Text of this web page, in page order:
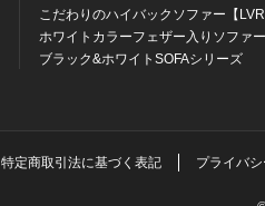
こだわりのハイバックソファー【
ホワイトカラーフェザー入りソファ
ブラック&ホワイトSOFAシリーズ
特定商取引法に基づく表記 プライバ